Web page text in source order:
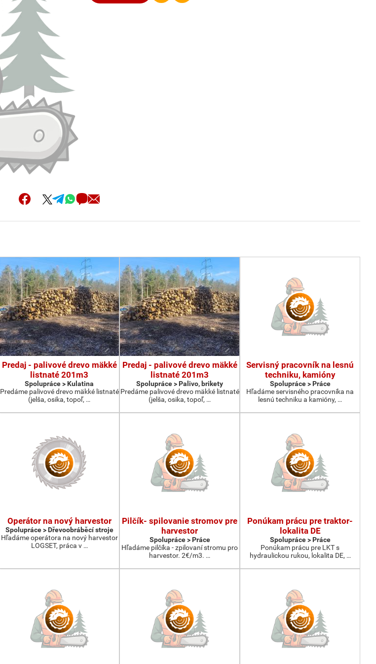
Predaj - palivové drevo mäkké
listnaté 201m3
Spolupráce > Kulatina
Predáme palivové drevo mäkké listnaté
(jelša, osika, topoľ, …
Predaj - palivové drevo mäkké
listnaté 201m3
Spolupráce > Palivo, brikety
Predáme palivové drevo mäkké listnaté
(jelša, osika, topoľ, …
Servisný pracovník na lesnú
techniku, kamióny
Spolupráce > Práce
Hľadáme servisného pracovníka na
lesnú techniku a kamióny, …
Operátor na nový harvestor
Spolupráce > Dřevoobráběcí stroje
Hľadáme operátora na nový harvestor
LOGSET, práca v …
Pilčík- spilovanie stromov pre
harvestor
Spolupráce > Práce
Hľadáme pilčíka - zpilovaní stromu pro
harvestor. 2€/m3. …
Ponúkam prácu pre traktor-
lokalita DE
Spolupráce > Práce
Ponúkam prácu pre LKT s
hydraulickou rukou, lokalita DE, …